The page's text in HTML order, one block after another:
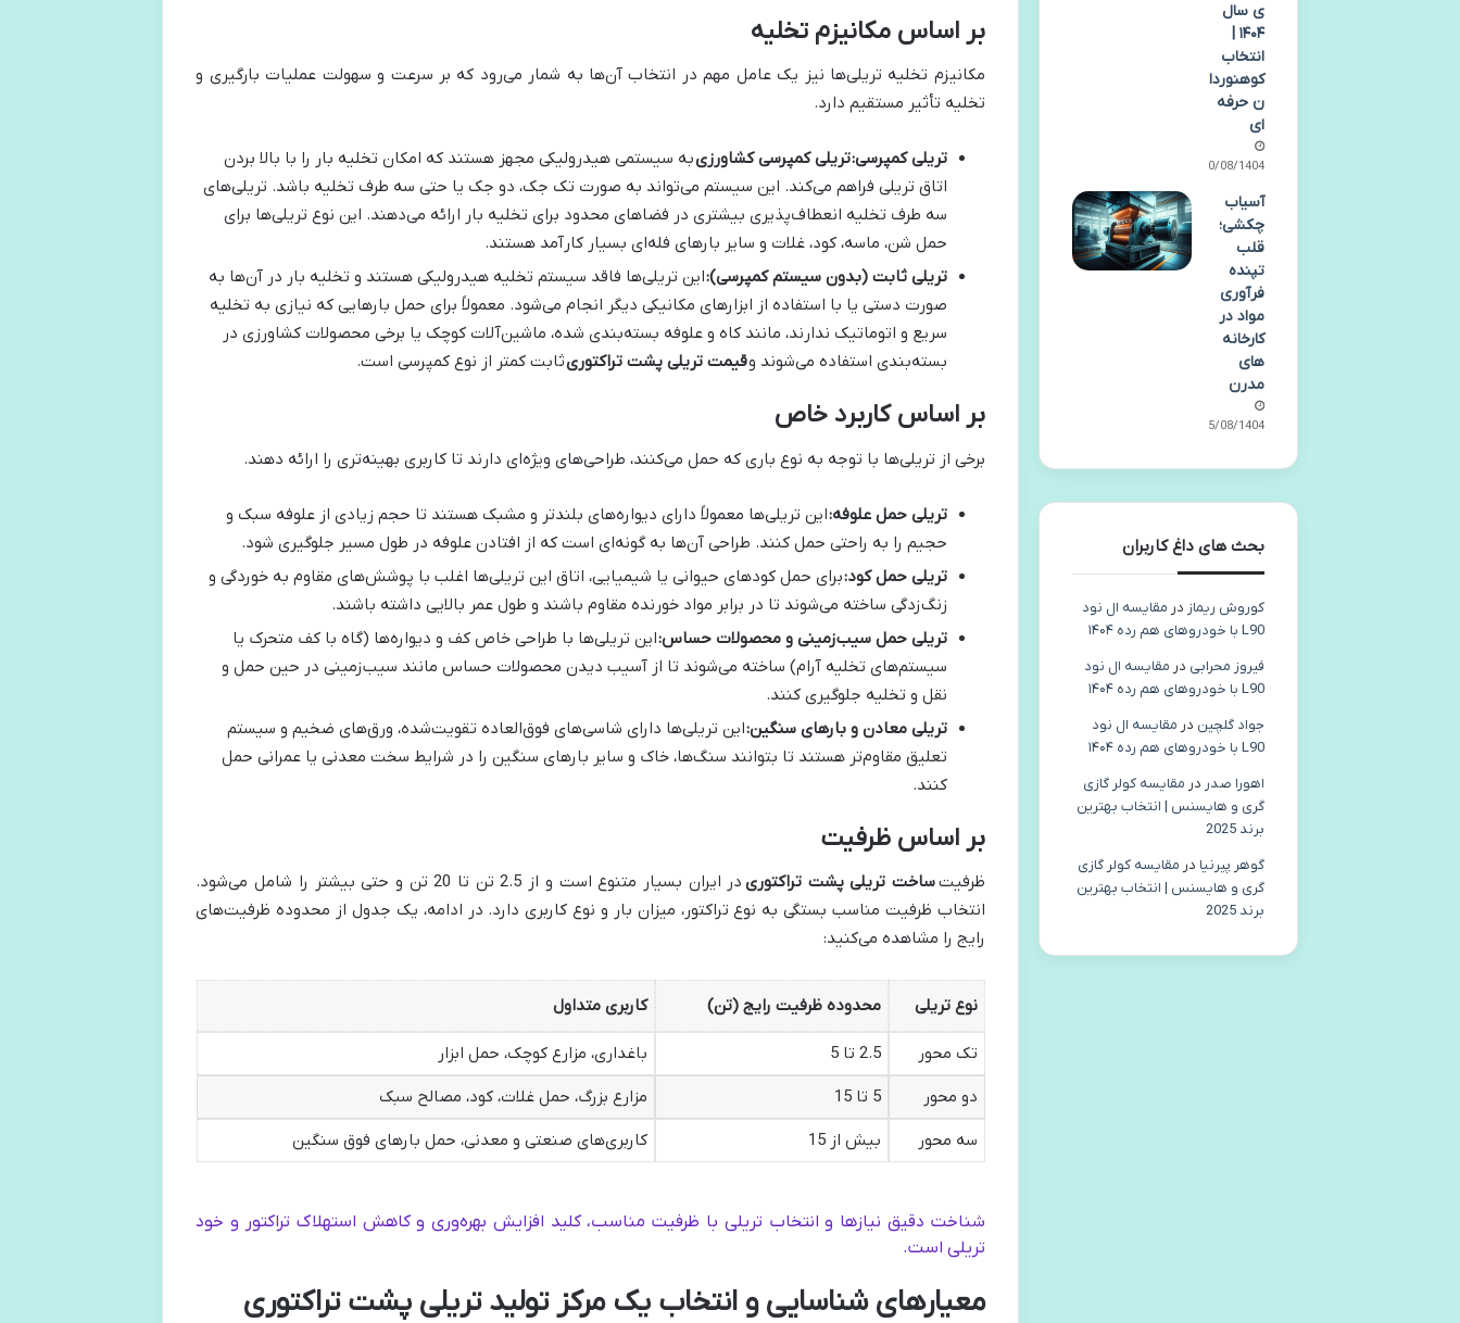
بر اساس مکانیزم تخلیه
مکانیزم تخلیه تریلی‌ها نیز یک عامل مهم در انتخاب آن‌ها به شمار می‌رود که بر سرعت و سهولت عملیات بارگیری و
تخلیه تأثیر مستقیم دارد.
تریلی کمپرسی:تریلی کمپرسی کشاورزیبه سیستمی هیدرولیکی مجهز هستند که امکان تخلیه بار را با بالا بردن
اتاق تریلی فراهم می‌کند. این سیستم می‌تواند به صورت تک جک، دو جک یا حتی سه طرف تخلیه باشد. تریلی‌های
سه طرف تخلیه انعطاف‌پذیری بیشتری در فضاهای محدود برای تخلیه بار ارائه می‌دهند. این نوع تریلی‌ها برای
حمل شن، ماسه، کود، غلات و سایر بارهای فله‌ای بسیار کارآمد هستند.
تریلی ثابت (بدون سیستم کمپرسی):این تریلی‌ها فاقد سیستم تخلیه هیدرولیکی هستند و تخلیه بار در آن‌ها به
صورت دستی یا با استفاده از ابزارهای مکانیکی دیگر انجام می‌شود. معمولاً برای حمل بارهایی که نیازی به تخلیه
سریع و اتوماتیک ندارند، مانند کاه و علوفه بسته‌بندی شده، ماشین‌آلات کوچک یا برخی محصولات کشاورزی در
بسته‌بندی استفاده می‌شوند وقیمت تریلی پشت تراکتوریثابت کمتر از نوع کمپرسی است.
بر اساس کاربرد خاص
برخی از تریلی‌ها با توجه به نوع باری که حمل می‌کنند، طراحی‌های ویژه‌ای دارند تا کاربری بهینه‌تری را ارائه دهند.
تریلی حمل علوفه:این تریلی‌ها معمولاً دارای دیواره‌های بلندتر و مشبک هستند تا حجم زیادی از علوفه سبک و
حجیم را به راحتی حمل کنند. طراحی آن‌ها به گونه‌ای است که از افتادن علوفه در طول مسیر جلوگیری شود.
تریلی حمل کود:برای حمل کودهای حیوانی یا شیمیایی، اتاق این تریلی‌ها اغلب با پوشش‌های مقاوم به خوردگی و
زنگ‌زدگی ساخته می‌شوند تا در برابر مواد خورنده مقاوم باشند و طول عمر بالایی داشته باشند.
تریلی حمل سیب‌زمینی و محصولات حساس:این تریلی‌ها با طراحی خاص کف و دیواره‌ها (گاه با کف متحرک یا
سیستم‌های تخلیه آرام) ساخته می‌شوند تا از آسیب دیدن محصولات حساس مانند سیب‌زمینی در حین حمل و
نقل و تخلیه جلوگیری کنند.
تریلی معادن و بارهای سنگین:این تریلی‌ها دارای شاسی‌های فوق‌العاده تقویت‌شده، ورق‌های ضخیم و سیستم
تعلیق مقاوم‌تر هستند تا بتوانند سنگ‌ها، خاک و سایر بارهای سنگین را در شرایط سخت معدنی یا عمرانی حمل
کنند.
بر اساس ظرفیت
ظرفیتساخت تریلی پشت تراکتوری
در ایران بسیار متنوع است و از 2.5 تن تا 20 تن و حتی بیشتر را شامل می‌شود.
انتخاب ظرفیت مناسب بستگی به نوع تراکتور، میزان بار و نوع کاربری دارد. در ادامه، یک جدول از محدوده ظرفیت‌های
رایج را مشاهده می‌کنید:
نوع تریلی محدوده ظرفیت رایج (تن) کاربری متداول
تک محور 2.5 تا 5
باغداری، مزارع کوچک، حمل ابزار
دو محور
5 تا 15
مزارع بزرگ، حمل غلات، کود، مصالح سبک
سه محور
بیش از 15 کاربری‌های صنعتی و معدنی، حمل بارهای فوق سنگین
شناخت دقیق نیازها و انتخاب تریلی با ظرفیت مناسب، کلید افزایش بهره‌وری و کاهش استهلاک تراکتور و خود
تریلی است.
معیارهای شناسایی و انتخاب یک مرکز تولید تریلی پشت تراکتوری
ی سال
۱۴۰۴ |
انتخاب
کوهنوردا
ن حرفه
ای
10/08/1404
آسیاب
چکشی؛
قلب
تپنده
فرآوری
مواد در
کارخانه
های
مدرن
05/08/1404
بحث های داغ کاربران
کوروش ریماز در مقایسه ال نود
L90 با خودروهای هم رده ۱۴۰۴
فیروز محرابی در مقایسه ال نود
L90 با خودروهای هم رده ۱۴۰۴
جواد گلچین در مقایسه ال نود
L90 با خودروهای هم رده ۱۴۰۴
اهورا صدر در مقایسه کولر گازی
گری و هایسنس | انتخاب بهترین
برند 2025
گوهر پیرنیا در مقایسه کولر گازی
گری و هایسنس | انتخاب بهترین
برند 2025